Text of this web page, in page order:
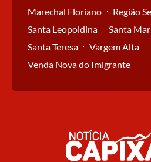
Marechal Floriano
Região
Santa Leopoldina
Santa
Santa Teresa
Vargem Alta
Venda Nova do Imigrante